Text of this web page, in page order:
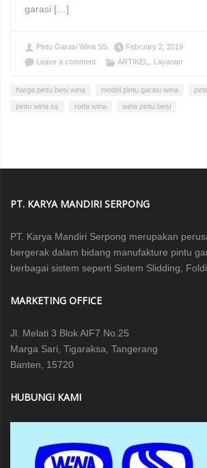
garasi […]
Pintu Garasi Wina SS
February 2, 2019
Leave a comment
ARTIKEL , Layanan
harga pintu besi wina model pintu garasi wina
pintu wina ss
roda wina wina pintu besi
PT. KARYA MANDIRI SERPONG
PT. Karya Mandiri Serpong merupakan
bergerak dalam bidang manufakture pintu
berbagai sistem seperti Sistem Slidding,
MARKETING OFFICE
Jl. Melati 3 Blok AIF7 No.25
Marga Sari, Tigaraksa, Tangerang
Banten, 15720
HUBUNGI KAMI